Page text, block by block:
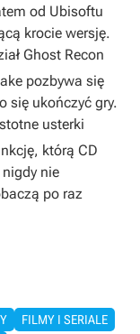
od Ubisoftu
krocie wersję.
Ghost Recon
pozbywa się
się ukończyć gry.
usterki
którą CD
nigdy nie
po raz
FILMY I SERIALE